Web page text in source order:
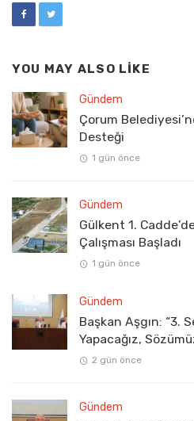
YOU MAY ALSO LIKE
Gündem
Çorum
Desteği
1 gün önce
Gündem
Gülkent 1.
Çalışması Başladı
1 gün önce
Gündem
Başkan Aşgın: “3.
Yapacağız,
2 gün önce
Gündem